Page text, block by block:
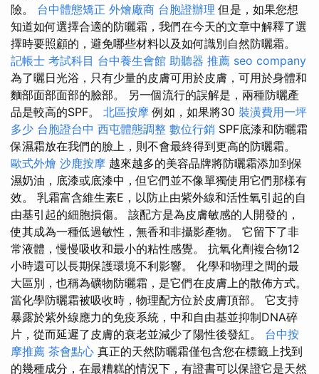
險。 台中體態矯正 外燴廠商 台胞證辦理 但是，如果您想
知道如何選擇合適的防曬霜，我們在今天的文章中解釋了選
擇時要照顧的，避免哪些材料以及如何識別自然防曬霜。
記帳士 考試科目 台中養生會館 助聽器 推薦 seo company
為了曬日光浴，只有少量的皮膚可用於皮膚，可用於身體和
麵部面部面部的臉部。 另一個流行的誤解是，兩種防曬產
品是較高的SPF。 北區按摩 例如，如果將30 裝潢費用一坪
多少 台胞證台中 西屯體態調整 數位行銷 SPF底漆和防曬霜
保濕霜放在我們的臉上，則不會最終得到更高的防曬霜。
歐式外燴 沙鹿按摩 越來越多的美容品牌將防曬霜添加到保
濕奶油，底漆或底漆中，但它們並不像單獨使用它們那樣有
效。 乳霜富含維生素E，以防止由紫外線和活性氧引起的自
由基引起的細胞損傷。 該配方是為皮膚敏感的人開發的，
使其成為一種低過敏性，無香和非攝影產物。 它留下了非
常液體，慢慢吸收和最小的粘性感覺。 抗氧化劑複合物12
小時還可以長期保護環境不利影響。 化學和物理之間的最
大區別，也稱為礦物防曬霜，是它們在皮膚上的散佈方式。
當化學防曬霜被吸收時，物理配方位於皮膚頂部。 它支持
暴露於紫外線應力的免疫系統，中和自由基並抑制DNA碎
片，從而延遲了皮膚的衰老並減少了陽性後發紅。 台中按
摩推薦 茶會點心 真正的天然防曬霜僅包含您在標籤上找到
的幾種成分，在最糟糕的情況下，有證書可以保證它是天然